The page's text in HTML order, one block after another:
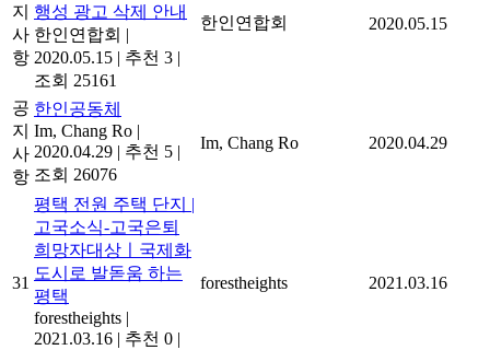
지
사
항
행성 광고 삭제 안내
한인연합회 |
2020.05.15 | 추천 3 |
조회 25161
한인연합회 2020.05.15
공
지
사
항
한인공동체
Im, Chang Ro |
2020.04.29 | 추천 5 |
조회 26076
Im, Chang Ro 2020.04.29
31
평택 전원 주택 단지 |
고국소식-고국은퇴
희망자대상ㅣ국제화
도시로 발돋움 하는
평택
forestheights |
2021.03.16 | 추천 0 |
forestheights 2021.03.16